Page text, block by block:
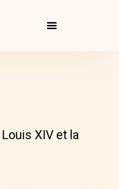
Louis XIV et la